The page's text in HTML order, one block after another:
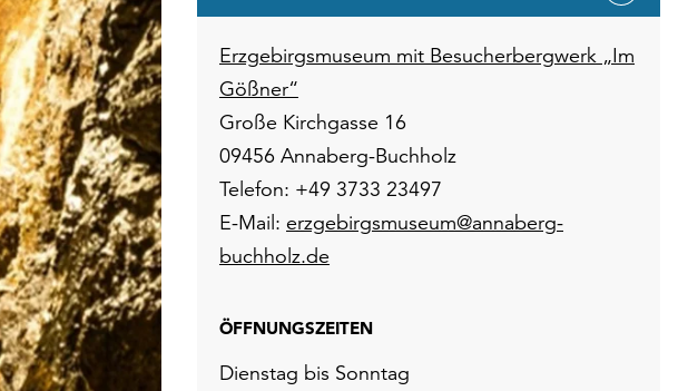
Erzgebirgsmuseum mit Besucherbergwerk „Im
Gößner“
Große Kirchgasse 16
09456 Annaberg-Buchholz
Telefon: +49 3733 23497
E-Mail: erzgebirgsmuseum@annaberg-
buchholz.de
ÖFFNUNGSZEITEN
Dienstag bis Sonntag